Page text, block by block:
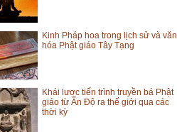
Kinh Pháp hoa trong lịch sử và văn
hóa Phật giáo Tây Tạng
Khái lược tiến trình truyền bá Phật
giáo từ Ấn Độ ra thế giới qua các
thời kỳ